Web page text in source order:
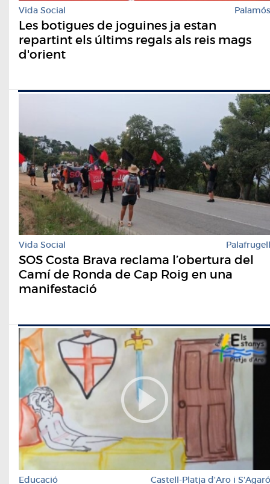
Vida Social Palamós
Les botigues de joguines ja estan
repartint els últims regals als reis mags
d'orient
Vida Social Palafrugell
SOS Costa Brava reclama l’obertura del
Camí de Ronda de Cap Roig en una
manifestació
Educació Castell-Platja d'Aro i S'Agaró